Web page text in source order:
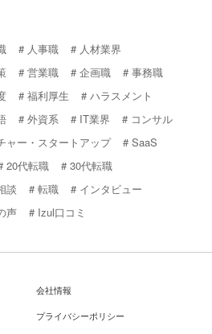
人事職
人材業界
営業職 企画職
事務職
福利厚生
ハラスメント
外資系 IT業界
コンサル
ャー・スタートアップ
SaaS
20代転職
30代転職
談 転職
インタビュー
声 Izul口コミ
会社情報
プライバシーポリシー